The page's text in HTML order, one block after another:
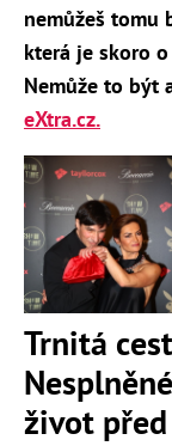
nemůžeš tomu
která je skoro
Nemůže to být
eXtra.cz.
Trnitá
život